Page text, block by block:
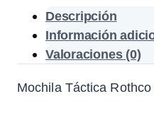
a
R
Descripción
Información
Valoraciones (0)
Mochila Táctica